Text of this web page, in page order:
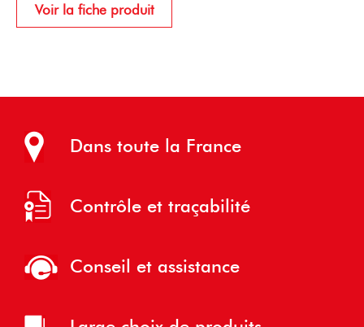
Voir la fiche produit
Dans toute la France
Contrôle et traçabilité
Conseil et assistance